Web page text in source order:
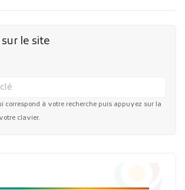
le site
correspond à votre recherche puis appuyez sur la
clavier.